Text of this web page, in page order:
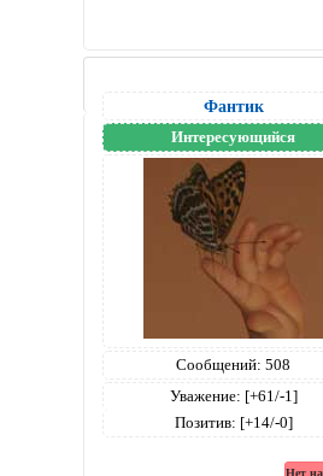
Фантик
Интересующийся
Сообщений: 508
Уважение: [+61/-1]
Позитив: [+14/-0]